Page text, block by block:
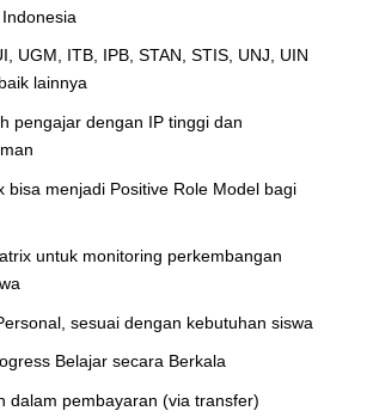
UGM, ITB, IPB, STAN, STIS, UNJ, UIN
lainnya
pengajar dengan IP tinggi dan
bisa menjadi Positive Role Model bagi
untuk monitoring perkembangan
sesuai dengan kebutuhan siswa
Belajar secara Berkala
dalam pembayaran (via transfer)